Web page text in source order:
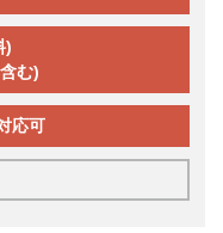
)
む)
応可